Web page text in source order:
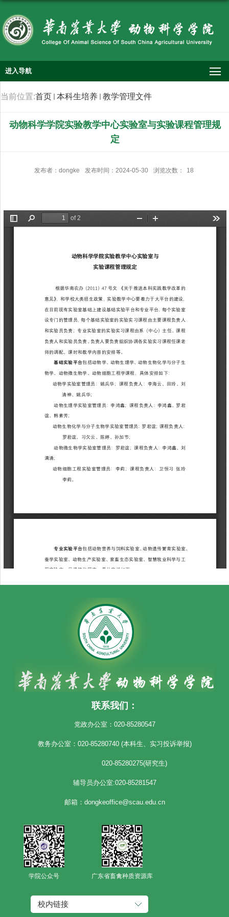
进入导航
当前位置:首页 本科生培养 教学管理文件
动物科学学院实验教学中心实验室与实验课程管理规
定
发布者：dongke 发布时间：2024-05-30 浏览次数： 18
联系我们：
党政办公室：020-85280547
教务办公室：020-85280740 (本科生、实习投诉举报)
020-85280275(研究生)
辅导员办公室:020-85281547
邮箱：dongkeoffice@scau.edu.cn
学院公众号 广东省畜禽种质资源库
校内链接